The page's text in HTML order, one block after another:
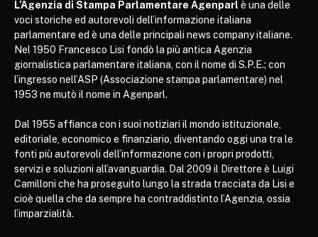
L’Agenzia di Stampa Parlamentare Agenparl è una delle
voci storiche ed autorevoli dell’informazione italiana
parlamentare ed è una delle principali news company italiane.
Nel 1950 Francesco Lisi fondò la più antica Agenzia
giornalistica parlamentare italiana, con il nome di S.P.E.; con
l’ingresso nell’ASP (Associazione stampa parlamentare) nel
1953 ne mutò il nome in Agenparl.
Dal 1955 affianca con i suoi notiziari il mondo istituzionale,
editoriale, economico e finanziario, diventando oggi una tra le
fonti più autorevoli dell’informazione con i propri prodotti,
servizi e soluzioni all’avanguardia. Dal 2009 il Direttore è Luigi
Camilloni che ha proseguito lungo la strada tracciata da Lisi e
cioè quella che da sempre ha contraddistinto l’Agenzia, ossia
l’imparzialità.